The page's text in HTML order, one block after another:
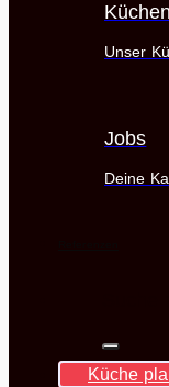
Unser
Jobs
Deine
Küche